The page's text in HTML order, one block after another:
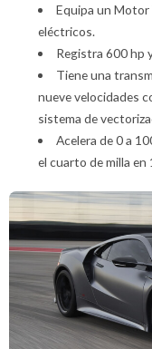
Equipa un
eléctricos.
Registra 600 hp
Tiene una
nueve velocidades
sistema de
Acelera de 0 a
el cuarto de milla en